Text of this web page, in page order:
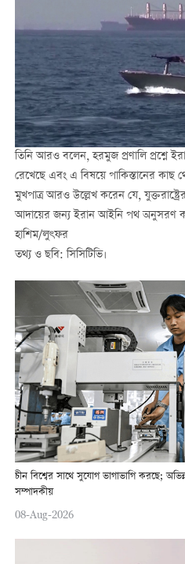
তিনি আরও বলেন, হরমুজ প্রণালি প্রশ্নে
রেখেছে এবং এ বিষয়ে পাকিস্তানের কাছ
মুখপাত্র আরও উল্লেখ করেন যে,
আদায়ের জন্য ইরান আইনি পথ অনুসরণ
হাশিম/লুৎফর
তথ্য ও ছবি: সিসিটিভি।
চীন বিশ্বের সাথে সুযোগ ভাগাভাগি করছে;
সম্পাদকীয়
08-Aug-2026